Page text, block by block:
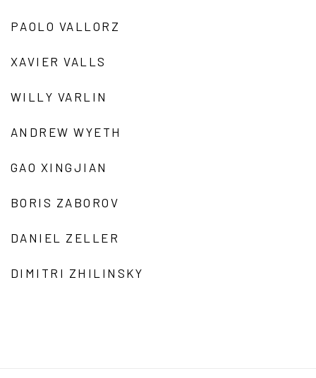
PAOLO VALLORZ
XAVIER VALLS
WILLY VARLIN
ANDREW WYETH
GAO XINGJIAN
BORIS ZABOROV
DANIEL ZELLER
DIMITRI ZHILINSKY